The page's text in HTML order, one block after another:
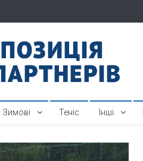
портал
Зимові Теніс Інші